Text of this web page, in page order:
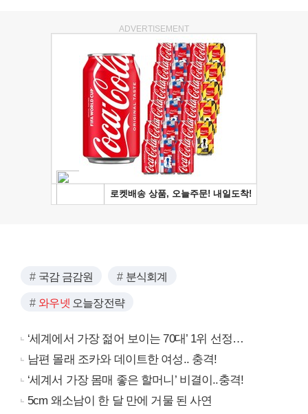
ADVERTISEMENT
국감 금감원 분식회계
와우넷 오늘장전략
‘세계에서 가장 젊어 보이는 70대’ 1위 선정…
남편 몰래 조카와 데이트한 여성.. 충격!
‘세계서 가장 몸매 좋은 할머니’ 비결이..충격!
5cm 왜소남이 한 달 만에 거물 된 사연